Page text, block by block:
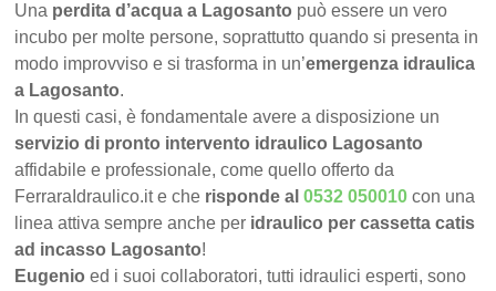
Una perdita d’acqua a Lagosanto può essere un vero
incubo per molte persone, soprattutto quando si presenta in
modo improvviso e si trasforma in un’emergenza idraulica
a Lagosanto.
In questi casi, è fondamentale avere a disposizione un
servizio di pronto intervento idraulico Lagosanto
affidabile e professionale, come quello offerto da
FerraraIdraulico.it e che risponde al0532 050010 con una
linea attiva sempre anche per idraulico per cassetta catis
ad incasso Lagosanto!
Eugenio ed i suoi collaboratori, tutti idraulici esperti, sono